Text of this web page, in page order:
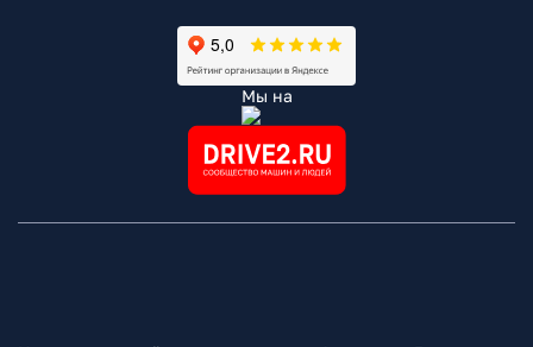
Мы на